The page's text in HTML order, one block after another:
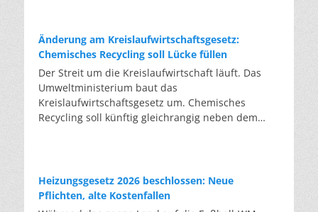
die Verfahren laufen heute deutlich schneller. Die
Halbjahresbilanz der Branche bestätigt dieses
Muster: So viele Windräder wie nie zuvor wurden
genehmigt, doch im ersten Halbjahr gingen netto
nur rund zwei Gigawatt ans Netz. Der Bestand
liegt damit bei etwa 70 Gigawatt. Das gesetzliche
Zwischenziel von 84 Gigawatt zum Jahresende ist
eine immer länger werdende Schlange baureifer
Projekte. Bis Jahresende dürfte sie nach
Änderung am Kreislaufwirtschaftsgesetz:
Chemisches Recycling soll Lücke füllen
Der Streit um die Kreislaufwirtschaft läuft. Das
Umweltministerium baut das
Kreislaufwirtschaftsgesetz um. Chemisches
Recycling soll künftig gleichrangig neben dem
Novelle des Kreislaufwirtschaftsgesetzes (KrWG)
in die Anhörung gegeben. Bis zum 7. August
haben Verbände und Länder die Möglichkeit,
Heizungsgesetz 2026 beschlossen: Neue
Pflichten, alte Kostenfallen